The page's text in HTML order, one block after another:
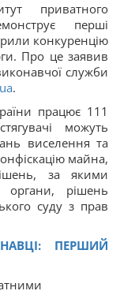
приватного
перші
конкуренцію
Про це заявив
служби
.
працює 111
можуть
виселення та
майна,
за якими
органи, рішень
суду з прав
ПЕРШИЙ